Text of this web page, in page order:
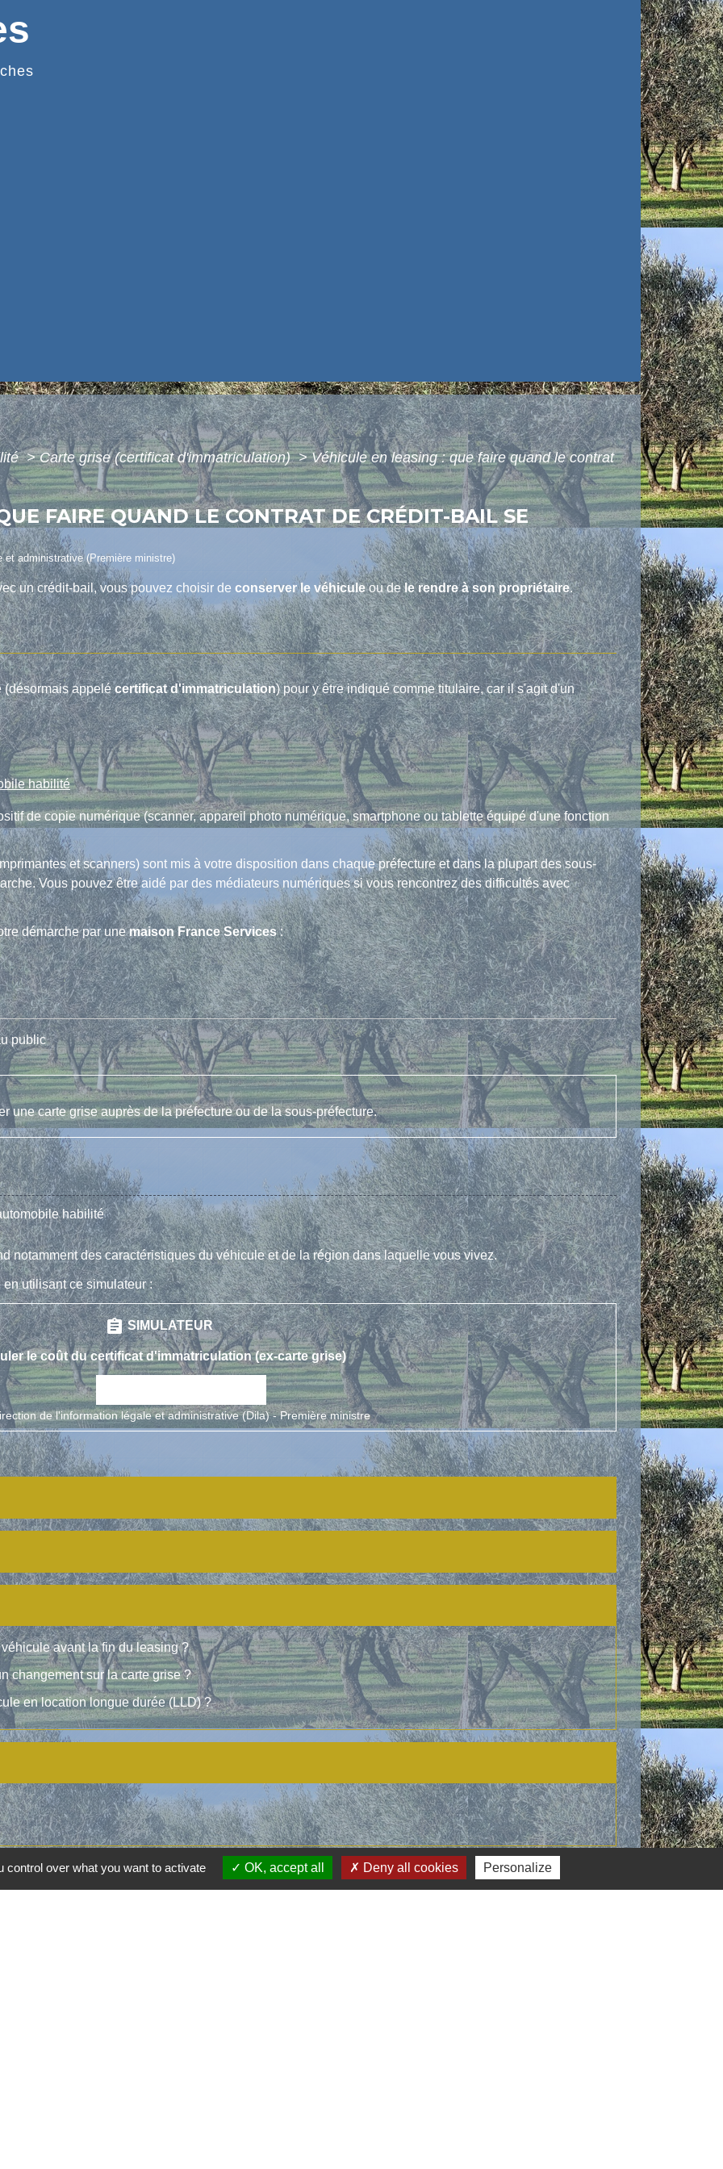
> Carte grise (certificat d'immatriculation)> Véhicule en leasing : que faire quand le contrat
FAIRE QUAND LE CONTRAT DE CRÉDIT-BAIL SE
et administrative (Première ministre)
un crédit-bail, vous pouvez choisir de conserver le véhiculeou dele rendre à son propriétaire.
(désormais appelécertificat d'immatriculation) pour y être indiqué comme titulaire, car il s'agit d'un
habilité
de copie numérique (scanner, appareil photo numérique, smartphone ou tablette équipé d'une fonction
et scanners) sont mis à votre disposition dans chaque préfecture et dans la plupart des sous-
Vous pouvez être aidé par des médiateurs numériques si vous rencontrez des difficultés avec
démarche par unemaison France Services:
public
une carte grise auprès de la préfecture ou de la sous-préfecture.
habilité
notamment des caractéristiques du véhicule et de la région dans laquelle vous vivez.
utilisant ce simulateur :
assignment SIMULATEUR
le coût du certificat d'immatriculation (ex-carte grise)
de l'information légale et administrative (Dila) - Première ministre
avant la fin du leasing ?
changement sur la carte grise ?
en location longue durée (LLD) ?
Signaler une erreur sur cette page
over what you want to activate OK, accept all Deny all cookies Personalize